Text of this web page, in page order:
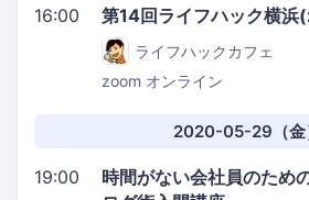
16:00 第14回ライフハック横
ライフハックカフェ
zoom オンライン
2020-05-29（金
19:00
時間がない会社員のため